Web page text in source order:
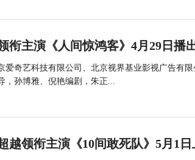
衔主演《人间惊鸿客》4月29日播
爱奇艺科技有限公司、北京视界基业影视广告有
，孙博雅、倪艳编剧，朱正...
越领衔主演《10间敢死队》5月1日